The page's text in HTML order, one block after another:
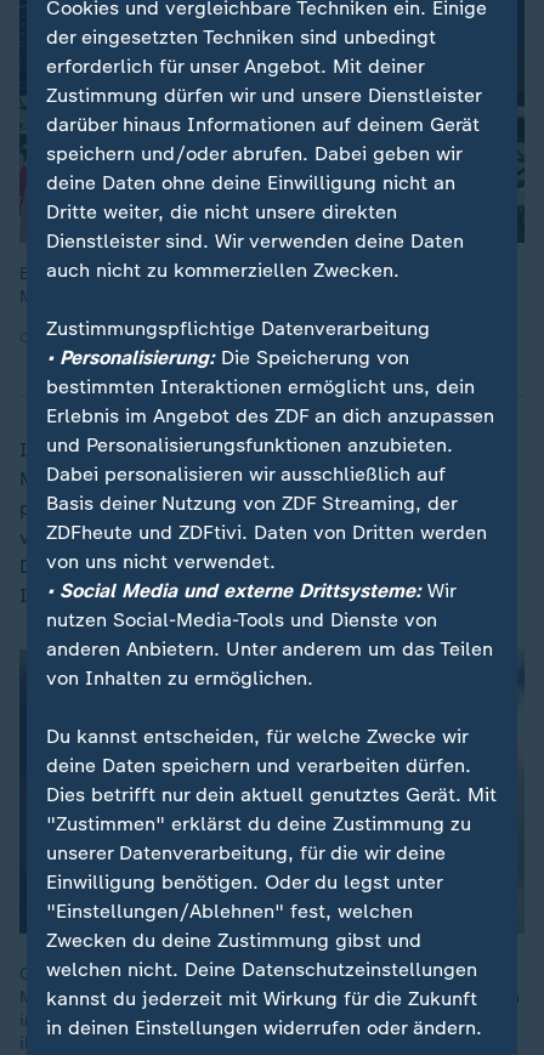
Blick in das Büro in Lissabon: In kurzer Zeit sollen Content-
Moderatoren TikTok-Videos überprüfen.
Quelle: Tell me why
Im Sekundentakt tauchen bei den Content-
Moderatoren neue Inhalte auf den Bildschirmen auf:
pornographische Bilder, ein Mädchen, das sich selbst
verletzt hat, und eines, das nicht mehr essen will.
Dazu: politisch extremer Content, Judenhass, Nazi-
Inhalte.
Cybermobbing betrifft viele junge Menschen. Entschlossene
Maßnahmen der EU zum Schutz von Kindern und Jugendlichen
im Netz sollen helfen. Was offline illegal ist, muss auch online
illegal sein.
Cookies und vergleichbare Techniken ein. Einige
der eingesetzten Techniken sind unbedingt
erforderlich für unser Angebot. Mit deiner
Zustimmung dürfen wir und unsere Dienstleister
darüber hinaus Informationen auf deinem Gerät
speichern und/oder abrufen. Dabei geben wir
deine Daten ohne deine Einwilligung nicht an
Dritte weiter, die nicht unsere direkten
Dienstleister sind. Wir verwenden deine Daten
auch nicht zu kommerziellen Zwecken.
Zustimmungspflichtige Datenverarbeitung
• Personalisierung:Die Speicherung von
bestimmten Interaktionen ermöglicht uns, dein
Erlebnis im Angebot des ZDF an dich anzupassen
und Personalisierungsfunktionen anzubieten.
Dabei personalisieren wir ausschließlich auf
Basis deiner Nutzung von ZDF Streaming, der
ZDFheute und ZDFtivi. Daten von Dritten werden
von uns nicht verwendet.
• Social Media und externe Drittsysteme:Wir
nutzen Social-Media-Tools und Dienste von
anderen Anbietern. Unter anderem um das Teilen
von Inhalten zu ermöglichen.
Du kannst entscheiden, für welche Zwecke wir
deine Daten speichern und verarbeiten dürfen.
Dies betrifft nur dein aktuell genutztes Gerät. Mit
"Zustimmen" erklärst du deine Zustimmung zu
unserer Datenverarbeitung, für die wir deine
Einwilligung benötigen. Oder du legst unter
"Einstellungen/Ablehnen" fest, welchen
Zwecken du deine Zustimmung gibst und
welchen nicht. Deine Datenschutzeinstellungen
kannst du jederzeit mit Wirkung für die Zukunft
in deinen Einstellungen widerrufen oder ändern.